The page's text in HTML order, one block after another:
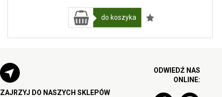
do koszyka
ZAJRZYJ DO NASZYCH SKLEPÓW
ODWIEDŹ NAS
ONLINE: